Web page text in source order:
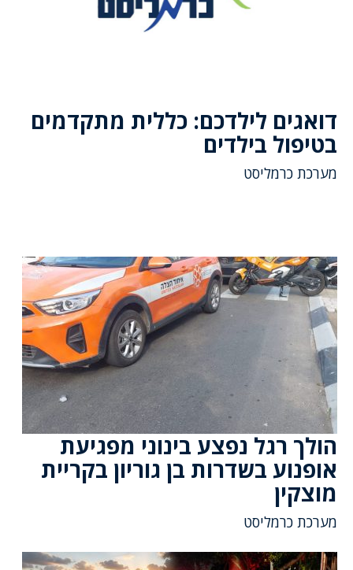
דואגים לילדכם: כללית מתקדמים
בטיפול בילדים
מערכת כרמליסט
הולך רגל נפצע בינוני מפגיעת
אופנוע בשדרות בן גוריון בקריית
מוצקין
מערכת כרמליסט